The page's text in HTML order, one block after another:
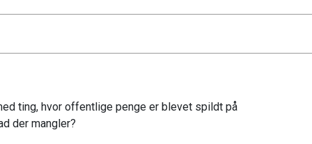
ting, hvor offentlige penge er blevet spildt på
der mangler?